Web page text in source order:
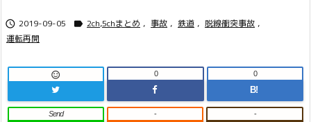
 2019-09-05  2ch,5chまとめ , 事故 , 鉄道 , 脱線衝突事故 ,
運転再開
 0
B!
0
Send - -